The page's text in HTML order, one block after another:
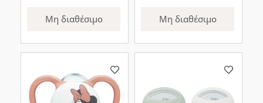
Μη διαθέσιμο Μη διαθέσιμο